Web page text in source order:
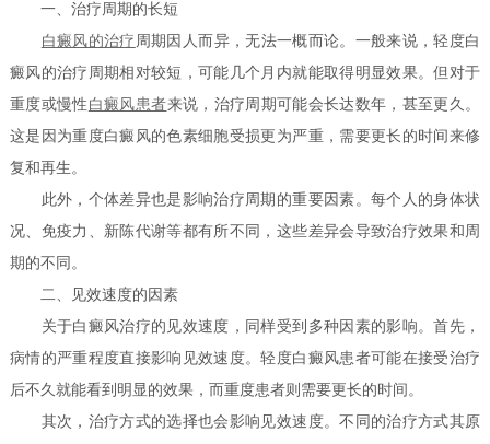
一、治疗周期的长短
白癜风的治疗 周期因人而异，无法一概而论。一般来说，轻度白
癜风的治疗周期相对较短，可能几个月内就能取得明显效果。但对于
重度或慢性 白癜风患者来说，治疗周期可能会长达数年，甚至更久。
这是因为重度白癜风的色素细胞受损更为严重，需要更长的时间来修
复和再生。
此外，个体差异也是影响治疗周期的重要因素。每个人的身体状
况、免疫力、新陈代谢等都有所不同，这些差异会导致治疗效果和周
期的不同。
二、见效速度的因素
关于白癜风治疗的见效速度，同样受到多种因素的影响。首先，
病情的严重程度直接影响见效速度。轻度白癜风患者可能在接受治疗
后不久就能看到明显的效果，而重度患者则需要更长的时间。
其次，治疗方式的选择也会影响见效速度。不同的治疗方式其原